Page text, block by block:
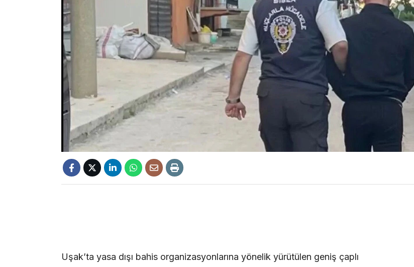
Uşak’ta yasa dışı bahis organizasyonlarına yönelik yürütülen geniş çaplı